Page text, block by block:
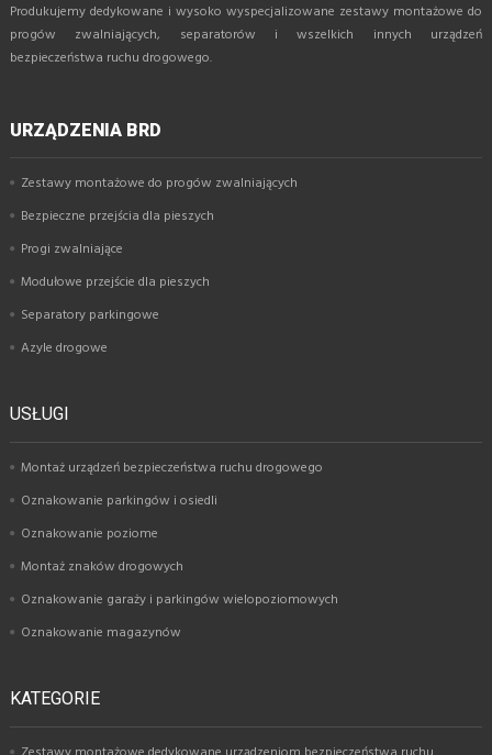
Produkujemy dedykowane i wysoko wyspecjalizowane zestawy montażowe do
progów zwalniających, separatorów i wszelkich innych urządzeń
bezpieczeństwa ruchu drogowego.
URZĄDZENIA BRD
Zestawy montażowe do progów zwalniających
Bezpieczne przejścia dla pieszych
Progi zwalniające
Modułowe przejście dla pieszych
Separatory parkingowe
Azyle drogowe
USŁUGI
Montaż urządzeń bezpieczeństwa ruchu drogowego
Oznakowanie parkingów i osiedli
Oznakowanie poziome
Montaż znaków drogowych
Oznakowanie garaży i parkingów wielopoziomowych
Oznakowanie magazynów
KATEGORIE